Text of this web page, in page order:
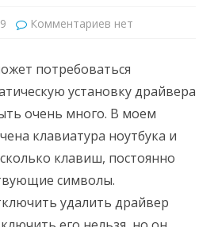
Комментариев к
установку
драйвера
Windows
нет
потребоваться
установку драйвера
очень много. В моем
клавиатура ноутбука и
клавиш, постоянно
символы.
удалить драйвер